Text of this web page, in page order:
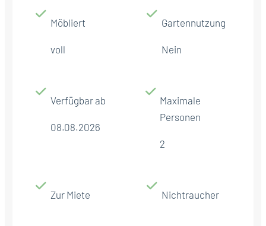
Möbliert
voll
Gartennutzung
Nein
Verfügbar ab
08.08.2026
Maximale
Personen
2
Zur Miete Nichtraucher